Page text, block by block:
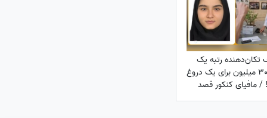
تکان‌دهنده رتبه یک
کنکور: 300 میلیون برای یک دروغ
/ مافیای کنکور قصد
داشت...